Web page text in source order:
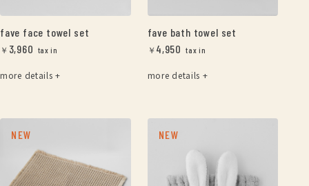
fave face towel set
￥ 3,960
more details +
fave bath towel set
￥ 4,950
more details +
NEW NEW